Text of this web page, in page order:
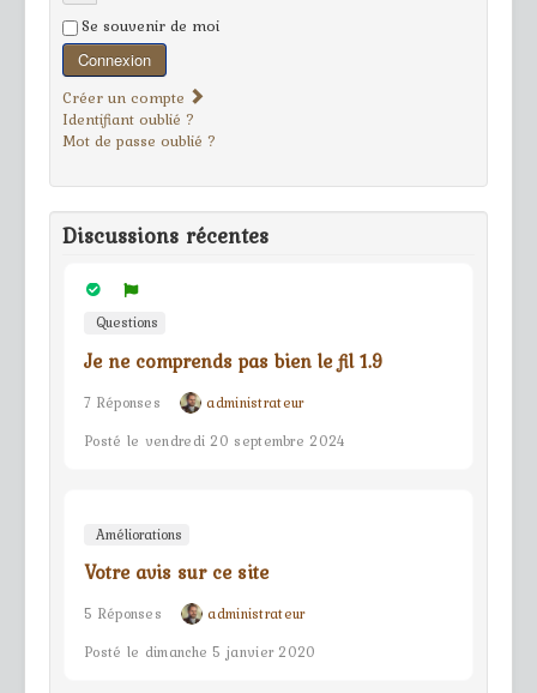
Se souvenir de moi
Connexion
Créer un compte
Identifiant oublié ?
Mot de passe oublié ?
Discussions récentes
Questions
Je ne comprends pas bien le fil 1.9
7 Réponses
administrateur
Posté le vendredi 20 septembre 2024
Améliorations
Votre avis sur ce site
5 Réponses
administrateur
Posté le dimanche 5 janvier 2020